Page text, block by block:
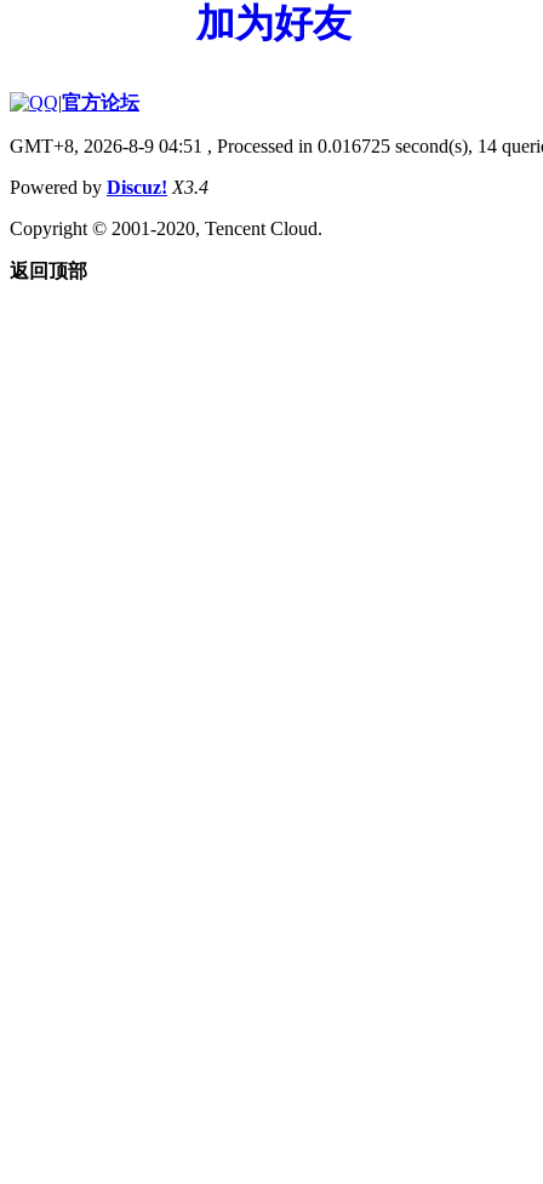
加为好友
|官方论坛
GMT+8, 2026-8-9 04:51 , Processed in 0.016725 second(s), 14
Powered by Discuz! X3.4
Copyright © 2001-2020, Tencent Cloud.
返回顶部